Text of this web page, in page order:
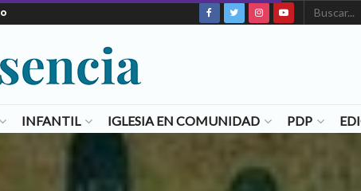
INFANTIL IGLESIA EN COMUNIDAD PDP